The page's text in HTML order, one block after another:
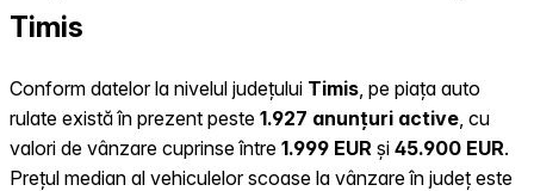
Timis
Conform datelor la nivelul județului Timis , pe piața auto
rulate există în prezent peste 1.927 anunțuri active , cu
valori de vânzare cuprinse între 1.999 EUR și 45.900 EUR.
Prețul median al vehiculelor scoase la vânzare în județ este